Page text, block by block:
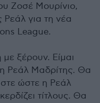
Ζοσέ Μουρίνιο,
Ρεάλ για τη νέα
League.
ξέρουν. Είμαι
Ρεάλ Μαδρίτης. Θα
ώστε η Ρεάλ
τίτλους. Θα